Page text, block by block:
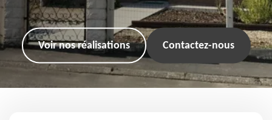
Voir nos réalisations Contactez-nous